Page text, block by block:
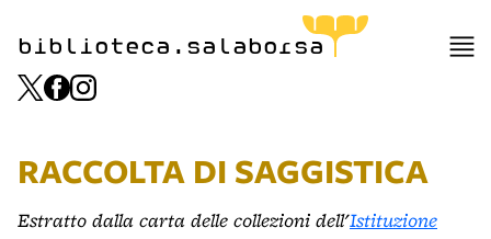
biblioteca.salaborsa
RACCOLTA DI SAGGISTICA
Estratto dalla carta delle collezioni dell'Istituzione